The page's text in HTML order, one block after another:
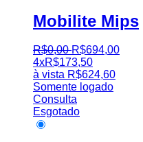
Mobilite Mips
R$0,00 R$694,00
4xR$173,50
à vista R$624,60
Somente logado
Consulta
Esgotado